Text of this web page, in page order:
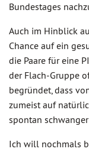
Bundestages
Auch im Hinblick
Chance auf ein
die Paare für eine
der Flach-Gruppe
begründet, dass
zumeist auf
spontan
Ich will nochmals